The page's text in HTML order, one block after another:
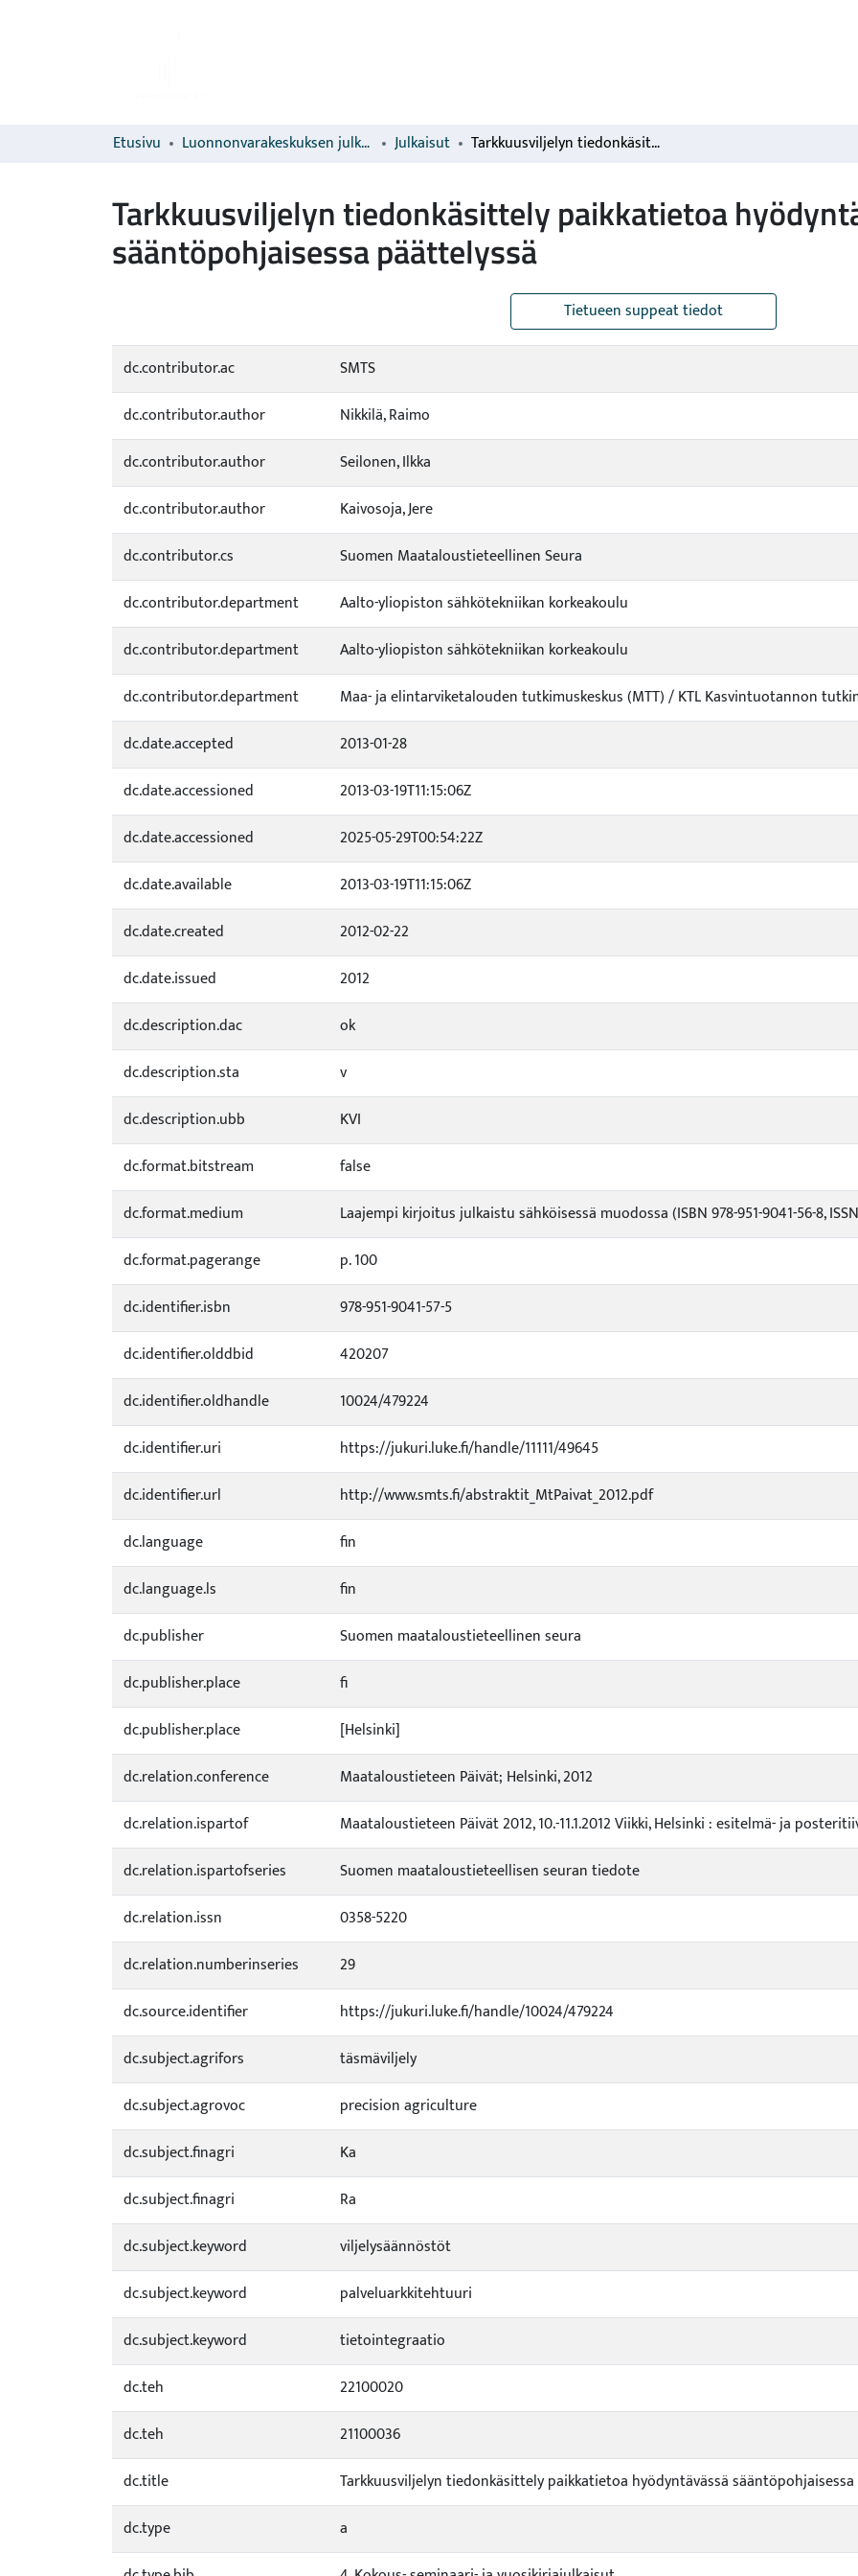
Etusivu Luonnonvarakeskuksen julkaisut Julkaisut Tarkkuusviljelyn tiedonkäsittely paikkatietoa hyödyntävässä sääntöpohjaisessa päättelyssä
Tarkkuusviljelyn tiedonkäsittely paikkatietoa
sääntöpohjaisessa päättelyssä
Tietueen suppeat tiedot
dc.contributor.ac SMTS
dc.contributor.author
Nikkilä, Raimo
dc.contributor.author
Seilonen, Ilkka
dc.contributor.author
Kaivosoja, Jere
dc.contributor.cs
Suomen Maataloustieteellinen Seura
dc.contributor.department
Aalto-yliopiston sähkötekniikan korkeakoulu
dc.contributor.department
Aalto-yliopiston sähkötekniikan korkeakoulu
dc.contributor.department
Maa- ja elintarviketalouden tutkimuskeskus (MTT) / KTL Kasvintuotannon
dc.date.accepted
2013-01-28
dc.date.accessioned
2013-03-19T11:15:06Z
dc.date.accessioned
2025-05-29T00:54:22Z
dc.date.available
2013-03-19T11:15:06Z
dc.date.created
2012-02-22
dc.date.issued
2012
dc.description.dac
ok
dc.description.sta
v
dc.description.ubb
KVI
dc.format.bitstream
false
dc.format.medium
Laajempi kirjoitus julkaistu sähköisessä muodossa (ISBN 978-951-9041-56-8,
dc.format.pagerange
p. 100
dc.identifier.isbn
978-951-9041-57-5
dc.identifier.olddbid
420207
dc.identifier.oldhandle
10024/479224
dc.identifier.uri
https://jukuri.luke.fi/handle/11111/49645
dc.identifier.url
http://www.smts.fi/abstraktit_MtPaivat_2012.pdf
dc.language
fin
dc.language.ls
fin
dc.publisher
Suomen maataloustieteellinen seura
dc.publisher.place
fi
dc.publisher.place
[Helsinki]
dc.relation.conference
Maataloustieteen Päivät; Helsinki, 2012
dc.relation.ispartof
Maataloustieteen Päivät 2012, 10.-11.1.2012 Viikki, Helsinki : esitelmä- ja
dc.relation.ispartofseries
Suomen maataloustieteellisen seuran tiedote
dc.relation.issn
0358-5220
dc.relation.numberinseries
29
dc.source.identifier
https://jukuri.luke.fi/handle/10024/479224
dc.subject.agrifors
täsmäviljely
dc.subject.agrovoc
precision agriculture
dc.subject.finagri
Ka
dc.subject.finagri
Ra
dc.subject.keyword
viljelysäännöstöt
dc.subject.keyword
palveluarkkitehtuuri
dc.subject.keyword
tietointegraatio
dc.teh
22100020
dc.teh
21100036
dc.title
Tarkkuusviljelyn tiedonkäsittely paikkatietoa hyödyntävässä
dc.type
a